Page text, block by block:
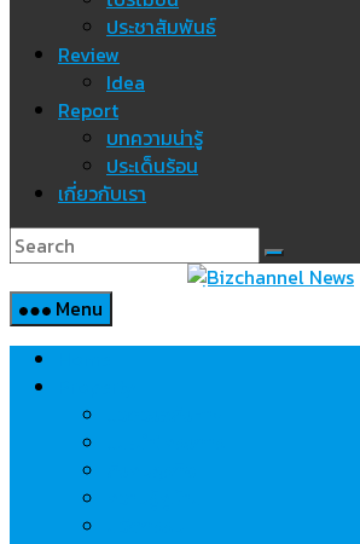
ประชาสัมพันธ์
Review
Idea
Report
บทความน่ารู้
ประเด็นร้อน
เกี่ยวกับเรา
Menu